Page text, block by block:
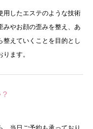
用したエステのような技術
みやお顔の歪みを整え、あ
えていくことを目的とし
ます。